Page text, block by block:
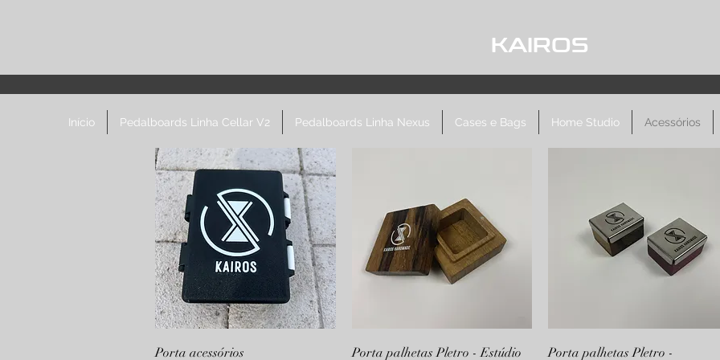
KAIROS
Início Pedalboards Linha Cellar V2 Pedalboards Linha Nexus Cases e Bags Home Studio Acessórios
Visualização rápida
Porta acessórios
Visualização rápida
Porta palhetas Pletro - Estúdio
Visualização rápida
Porta palhetas Pletro -